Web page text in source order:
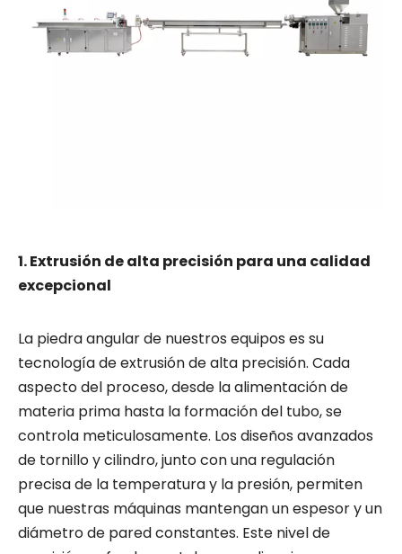
1. Extrusión de alta precisión para una calidad
excepcional
La piedra angular de nuestros equipos es su
tecnología de extrusión de alta precisión. Cada
aspecto del proceso, desde la alimentación de
materia prima hasta la formación del tubo, se
controla meticulosamente. Los diseños avanzados
de tornillo y cilindro, junto con una regulación
precisa de la temperatura y la presión, permiten
que nuestras máquinas mantengan un espesor y un
diámetro de pared constantes. Este nivel de